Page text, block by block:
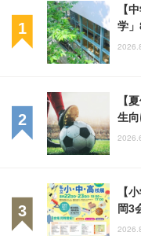
【
学
【
生
【
岡3